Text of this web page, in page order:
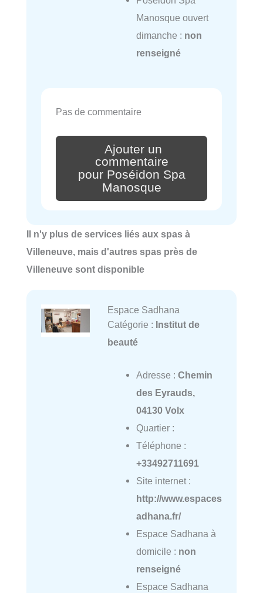
Manosque ouvert
dimanche : non
renseigné
Pas de commentaire
Ajouter un
commentaire
pour Poséidon Spa
Manosque
Il n'y plus de services liés aux spas à
Villeneuve, mais d'autres spas près de
Villeneuve sont disponible
Espace Sadhana
Catégorie : Institut de
beauté
Adresse : Chemin
des Eyrauds,
04130 Volx
Quartier :
Téléphone :
+33492711691
Site internet :
http://www.espaces
adhana.fr/
Espace Sadhana à
domicile : non
renseigné
Espace Sadhana